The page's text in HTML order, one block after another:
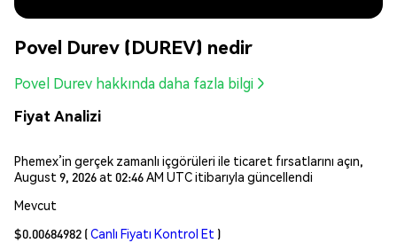
Povel Durev (DUREV) nedir
Povel Durev hakkında daha fazla bilgi
Fiyat Analizi
Phemex’in gerçek zamanlı içgörüleri ile ticaret fırsatlarını açın,
August 9, 2026 at 02:46 AM UTC itibarıyla güncellendi
Mevcut
$0.00684982 (Canlı Fiyatı Kontrol Et )